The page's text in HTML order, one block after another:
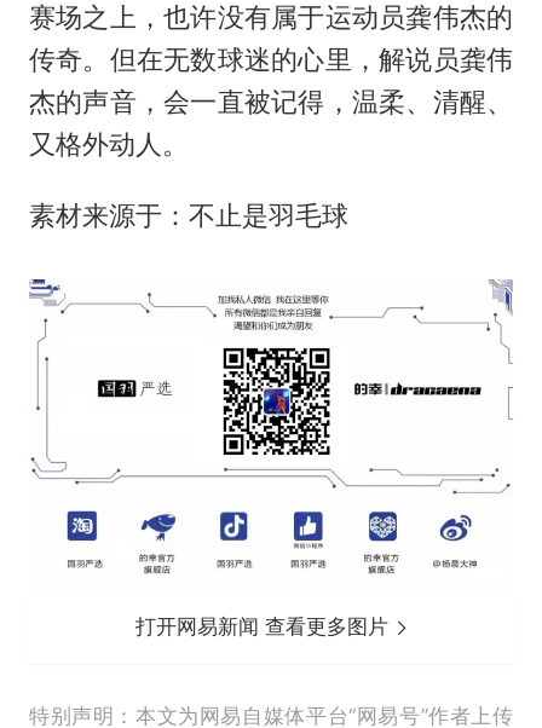
赛场之上，也许没有属于运动员龚伟杰的
传奇。但在无数球迷的心里，解说员龚伟
杰的声音，会一直被记得，温柔、清醒、
又格外动人。
素材来源于：不止是羽毛球
打开网易新闻 查看更多图片
特别声明：本文为网易自媒体平台“网易号”作者上传